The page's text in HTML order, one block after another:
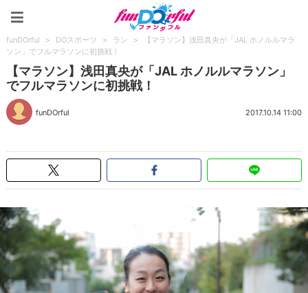
funDOrful > DOスポーツ > ラン >
【マラソン】浅田真央が「JAL ホノルルマラ
ソン」でフルマラソンに初挑戦！
【マラソン】浅田真央が「JAL ホノルルマラソン」
でフルマラソンに初挑戦！
funDOrful 2017.10.14 11:00